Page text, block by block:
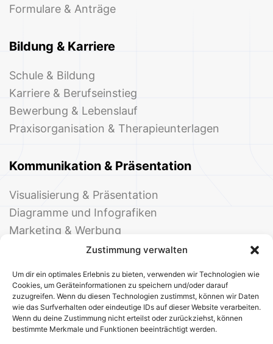
Zustimmung verwalten
Um dir ein optimales Erlebnis zu bieten, verwenden wir Technologien wie
Cookies, um Geräteinformationen zu speichern und/oder darauf
zuzugreifen. Wenn du diesen Technologien zustimmst, können wir Daten
wie das Surfverhalten oder eindeutige IDs auf dieser Website verarbeiten.
Wenn du deine Zustimmung nicht erteilst oder zurückziehst, können
bestimmte Merkmale und Funktionen beeinträchtigt werden.
Formulare & Anträge
Bildung & Karriere
Schule & Bildung
Karriere & Berufseinstieg
Bewerbung & Lebenslauf
Praxisorganisation & Therapieunterlagen
Kommunikation & Präsentation
Visualisierung & Präsentation
Diagramme und Infografiken
Marketing & Werbung
Events & Einladungen
© 2025 Deine Welt der Office-Vorlagen